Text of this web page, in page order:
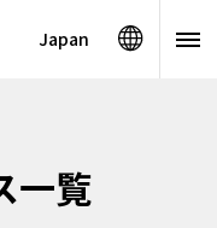
Japan
一覧